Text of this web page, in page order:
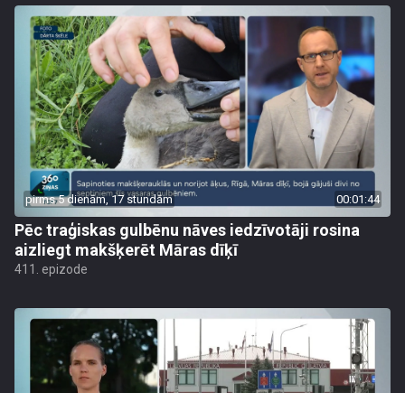
pirms 5 dienām, 17 stundām 00:01:44
Pēc traģiskas gulbēnu nāves iedzīvotāji rosina
aizliegt makšķerēt Māras dīķī
411. epizode